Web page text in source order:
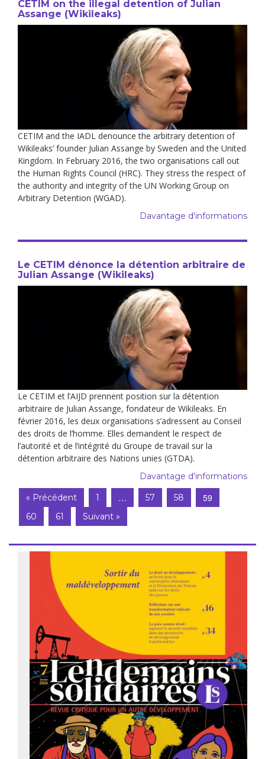
CETIM on the illegal detention of Julian
Assange (Wikileaks)
CETIM and the IADL denounce the arbitrary detention of
Wikileaks’ founder Julian Assange by Sweden and the United
Kingdom. In February 2016, the two organisations call out
the Human Rights Council (HRC). They stress the respect of
the authority and integrity of the UN Working Group on
Arbitrary Detention (WGAD).
Davantage d'informations
Le CETIM dénonce la détention arbitraire de
Julian Assange (Wikileaks)
Le CETIM et l’AIJD prennent position sur la détention
arbitraire de Julian Assange, fondateur de Wikileaks. En
février 2016, les deux organisations s’adressent au Conseil
des droits de l’homme. Elles demandent le respect de
l’autorité et de l’intégrité du Groupe de travail sur la
détention arbitraire des Nations unies (GTDA).
Davantage d'informations
« Précédent
1 … 57 58 59
60 61 Suivant »